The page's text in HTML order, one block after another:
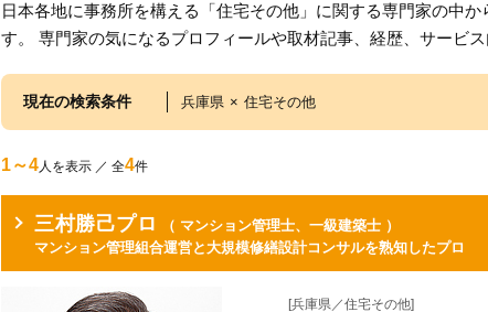
日本各地に事務所を構える「住宅その他」に関する専門家の中
す。 専門家の気になるプロフィールや取材記事、経歴、サービス
現在の検索条件 兵庫県 × 住宅その他
1～4人を表示 ／ 全4件
三村勝己プロ
（ マンション管理士、一級建築士 ）
マンション管理組合運営と大規模修繕設計コンサルを熟知したプロ
[兵庫県／住宅その他]